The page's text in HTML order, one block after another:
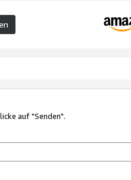
auf "Senden".